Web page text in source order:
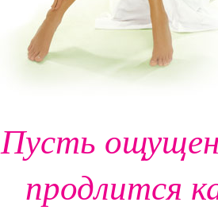
Пусть
продлится